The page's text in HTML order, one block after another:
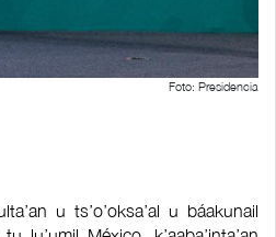
Foto: Presidencia
u ts’o’oksa’al u báakunail